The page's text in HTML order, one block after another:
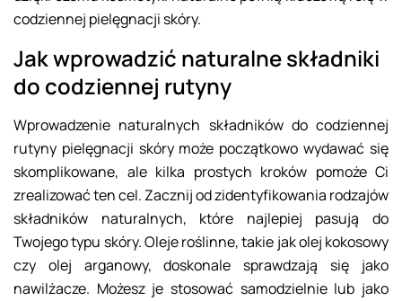
codziennej pielęgnacji skóry.
Jak wprowadzić naturalne składniki
do codziennej rutyny
Wprowadzenie naturalnych składników do codziennej
rutyny pielęgnacji skóry może początkowo wydawać się
skomplikowane, ale kilka prostych kroków pomoże Ci
zrealizować ten cel. Zacznij od zidentyfikowania rodzajów
składników naturalnych, które najlepiej pasują do
Twojego typu skóry. Oleje roślinne, takie jak olej kokosowy
czy olej arganowy, doskonale sprawdzają się jako
nawilżacze. Możesz je stosować samodzielnie lub jako